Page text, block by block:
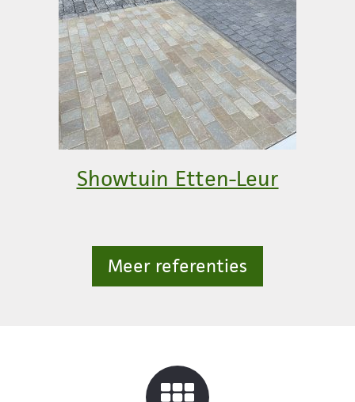
Showtuin Etten-Leur
Meer referenties